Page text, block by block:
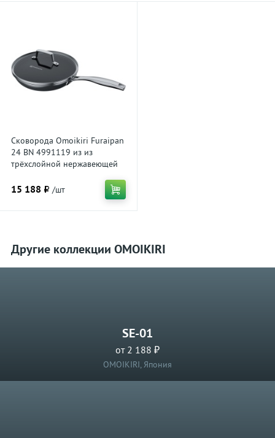
Сковорода Omoikiri Furaipan
24 BN 4991119 из из
трёхслойной нержавеющей
15 188 ₽ /шт
Другие коллекции OMOIKIRI
SE-01
от 2 188 ₽
OMOIKIRI, Япония